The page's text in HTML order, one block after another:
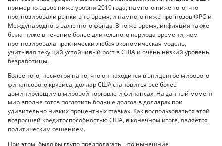
примерно вдвое ниже уровня 2010 года, намного ниже того, что
прогнозировали рынки в то время, и намного ниже прогнозов ФРС и
Международного валютного фонда. В то же время, инфляция также
была ниже в течение более длительного периода времени, чем
прогнозировала практически любая экономическая модель,
учитывая текущий устойчивый рост в США и очень низкий уровень
безработицы.
Более того, несмотря на то, что он находится в эпицентре мирового
финансового кризиса, доллар США становится все более
доминирующим в мировой торговле и финансах. На данный момент
мир вполне готов поглотить больше долгов в долларах при
удивительно низких процентных ставках. Как воспользоваться этой
возросшей кредитоспособностью США, в конечном итоге, является
политическим решением.
При этом, было бы глупо предполагать, что нынешние